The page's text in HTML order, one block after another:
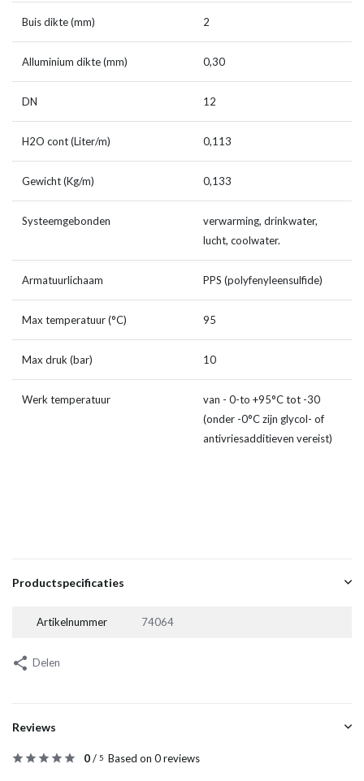
Buis dikte (mm) 2
Alluminium dikte (mm) 0,30
DN 12
H2O cont (Liter/m) 0,113
Gewicht (Kg/m) 0,133
Systeemgebonden
verwarming, drinkwater,
lucht, coolwater.
Armatuurlichaam PPS (polyfenyleensulfide)
Max temperatuur (°C) 95
Max druk (bar) 10
Werk temperatuur
van - 0-to +95°C tot -30
(onder -0°C zijn glycol- of
antivriesadditieven vereist)
Productspecificaties
Artikelnummer 74064
Delen
Reviews
0/ 5 Based on 0 reviews